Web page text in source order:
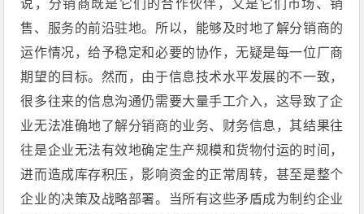
说，分销商既是它们的合作伙伴，又是它们市场、销
售、服务的前沿驻地。所以，能够及时地了解分销商的
运作情况，给予稳定和必要的协作，无疑是每一位厂商
期望的目标。然而，由于信息技术水平发展的不一致，
很多往来的信息沟通仍需要大量手工介入，这导致了企
业无法准确地了解分销商的业务、财务信息，其结果往
往是企业无法有效地确定生产规模和货物付运的时间，
进而造成库存积压，影响资金的正常周转，甚至是整个
企业的决策及战略部署。当所有这些矛盾成为制约企业